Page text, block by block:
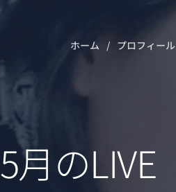
ホーム プロフィール
5月のLIVE